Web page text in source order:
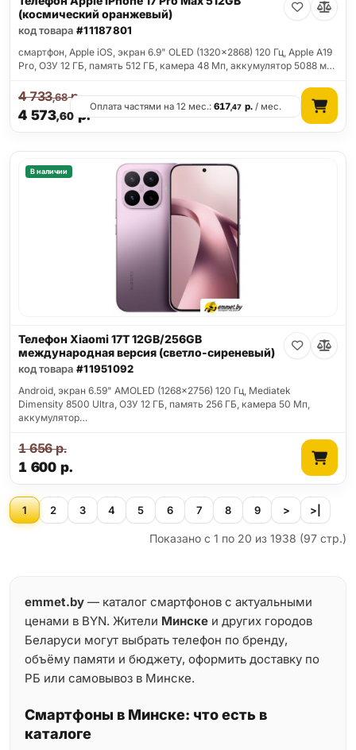
(космический оранжевый)
код товара #11187801
смартфон, Apple iOS, экран 6.9" OLED (1320x2868) 120 Гц, Apple A19
Pro, ОЗУ 12 ГБ, память 512 ГБ, камера 48 Мп, аккумулятор 5088 м…
4 573,60 р.
4 733,68р.
Оплата частями на 12 мес.:617,47 р./ мес.
В наличии
Телефон Xiaomi 17T 12GB/256GB
международная версия (светло-сиреневый)
код товара #11951092
Android, экран 6.59" AMOLED (1268x2756) 120 Гц, Mediatek
Dimensity 8500 Ultra, ОЗУ 12 ГБ, память 256 ГБ, камера 50 Мп,
аккумулятор…
1 600 р.
1 656р.
1 2 3 4 5 6 7 8 9 > >|
Показано с 1 по 20 из 1938 (97 стр.)
emmet.by — каталог смартфонов с актуальными
ценами в BYN. Жители Минске и других городов
Беларуси могут выбрать телефон по бренду,
объёму памяти и бюджету, оформить доставку по
РБ или самовывоз в Минске.
Смартфоны в Минске: что есть в
каталоге